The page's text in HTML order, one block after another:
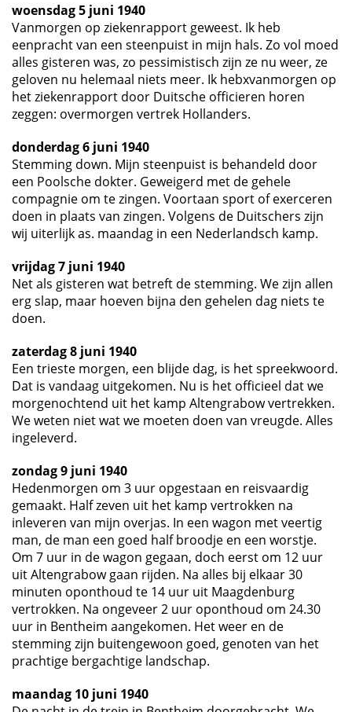
woensdag 5 juni 1940
Vanmorgen op ziekenrapport geweest. Ik heb
eenpracht van een steenpuist in mijn hals. Zo vol moed
alles gisteren was, zo pessimistisch zijn ze nu weer, ze
geloven nu helemaal niets meer. Ik hebxvanmorgen op
het ziekenrapport door Duitsche officieren horen
zeggen: overmorgen vertrek Hollanders.
donderdag 6 juni 1940
Stemming down. Mijn steenpuist is behandeld door
een Poolsche dokter. Geweigerd met de gehele
compagnie om te zingen. Voortaan sport of exerceren
doen in plaats van zingen. Volgens de Duitschers zijn
wij uiterlijk as. maandag in een Nederlandsch kamp.
vrijdag 7 juni 1940
Net als gisteren wat betreft de stemming. We zijn allen
erg slap, maar hoeven bijna den gehelen dag niets te
doen.
zaterdag 8 juni 1940
Een trieste morgen, een blijde dag, is het spreekwoord.
Dat is vandaag uitgekomen. Nu is het officieel dat we
morgenochtend uit het kamp Altengrabow vertrekken.
We weten niet wat we moeten doen van vreugde. Alles
ingeleverd.
zondag 9 juni 1940
Hedenmorgen om 3 uur opgestaan en reisvaardig
gemaakt. Half zeven uit het kamp vertrokken na
inleveren van mijn overjas. In een wagon met veertig
man, de man een goed half broodje en een worstje.
Om 7 uur in de wagon gegaan, doch eerst om 12 uur
uit Altengrabow gaan rijden. Na alles bij elkaar 30
minuten oponthoud te 14 uur uit Maagdenburg
vertrokken. Na ongeveer 2 uur oponthoud om 24.30
uur in Bentheim aangekomen. Het weer en de
stemming zijn buitengewoon goed, genoten van het
prachtige bergachtige landschap.
maandag 10 juni 1940